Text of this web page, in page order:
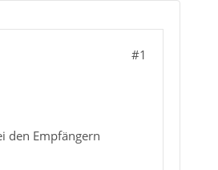
#1
den Empfängern